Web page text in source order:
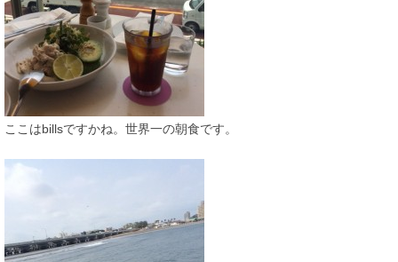
ここはbillsですかね。世界一の朝食です。